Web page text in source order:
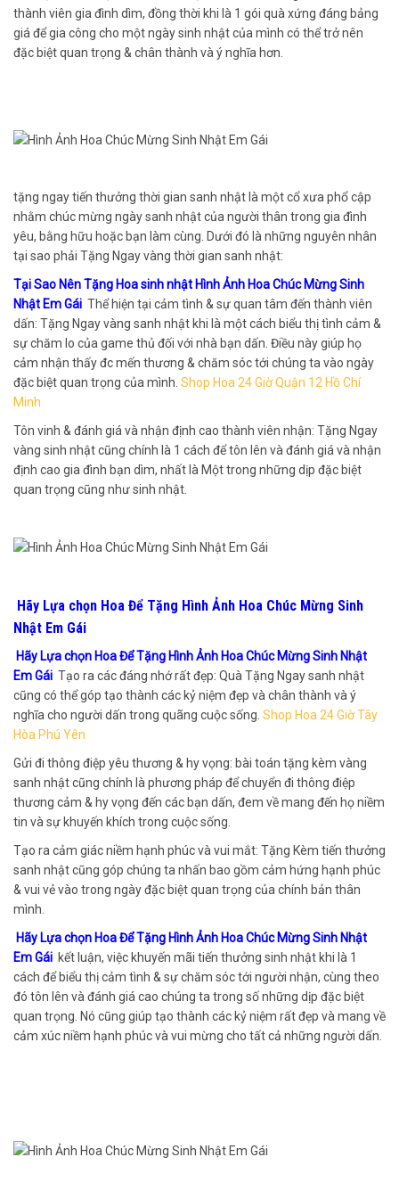
thành viên gia đình dìm, đồng thời khi là 1 gói quà xứng đáng bảng
giá để gia công cho một ngày sinh nhật của mình có thể trở nên
đặc biệt quan trọng & chân thành và ý nghĩa hơn.
tặng ngay tiến thưởng thời gian sanh nhật là một cổ xưa phổ cập
nhằm chúc mừng ngày sanh nhật của người thân trong gia đình
yêu, bằng hữu hoặc bạn làm cùng. Dưới đó là những nguyên nhân
tại sao phải Tặng Ngay vàng thời gian sanh nhật:
Tại Sao Nên Tặng Hoa sinh nhật Hình Ảnh Hoa Chúc Mừng Sinh
Nhật Em Gái Thể hiện tại cảm tình & sự quan tâm đến thành viên
dấn: Tặng Ngay vàng sanh nhật khi là một cách biểu thị tình cảm &
sự chăm lo của game thủ đối với nhà bạn dấn. Điều này giúp họ
cảm nhận thấy đc mến thương & chăm sóc tới chúng ta vào ngày
đặc biệt quan trọng của mình. Shop Hoa 24 Giờ Quận 12 Hồ Chí
Minh
Tôn vinh & đánh giá và nhận định cao thành viên nhận: Tặng Ngay
vàng sinh nhật cũng chính là 1 cách để tôn lên và đánh giá và nhận
định cao gia đình bạn dìm, nhất là Một trong những dịp đặc biệt
quan trọng cũng như sinh nhật.
Hãy Lựa chọn Hoa Để Tặng Hình Ảnh Hoa Chúc Mừng Sinh
Nhật Em Gái
Hãy Lựa chọn Hoa Để Tặng Hình Ảnh Hoa Chúc Mừng Sinh Nhật
Em Gái Tạo ra các đáng nhớ rất đẹp: Quà Tặng Ngay sanh nhật
cũng có thể góp tạo thành các kỷ niệm đẹp và chân thành và ý
nghĩa cho người dấn trong quãng cuộc sống. Shop Hoa 24 Giờ Tây
Hòa Phú Yên
Gửi đi thông điệp yêu thương & hy vọng: bài toán tặng kèm vàng
sanh nhật cũng chính là phương pháp để chuyển đi thông điệp
thương cảm & hy vọng đến các bạn dấn, đem về mang đến họ niềm
tin và sự khuyến khích trong cuộc sống.
Tạo ra cảm giác niềm hạnh phúc và vui mắt: Tặng Kèm tiến thưởng
sanh nhật cũng góp chúng ta nhấn bao gồm cảm hứng hạnh phúc
& vui vẻ vào trong ngày đặc biệt quan trọng của chính bản thân
mình.
Hãy Lựa chọn Hoa Để Tặng Hình Ảnh Hoa Chúc Mừng Sinh Nhật
Em Gái kết luận, việc khuyến mãi tiến thưởng sinh nhật khi là 1
cách để biểu thị cảm tình & sự chăm sóc tới người nhận, cùng theo
đó tôn lên và đánh giá cao chúng ta trong số những dịp đặc biệt
quan trọng. Nó cũng giúp tạo thành các kỷ niệm rất đẹp và mang về
cảm xúc niềm hạnh phúc và vui mừng cho tất cả những người dấn.